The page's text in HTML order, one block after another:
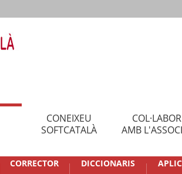
CONEIXEU
SOFTCATALÀ
AMB
CORRECTOR DICCIONARIS